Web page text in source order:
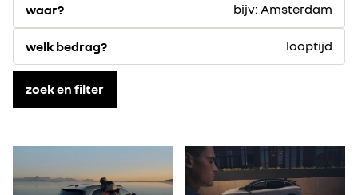
waar? bijv: Amsterdam
welk bedrag? looptijd
zoek en filter